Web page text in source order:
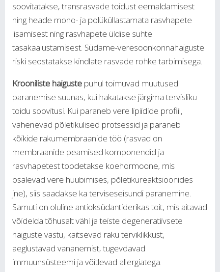
soovitatakse, transrasvade toidust eemaldamisest
ning heade mono- ja polüküllastamata rasvhapete
lisamisest ning rasvhapete üldise suhte
tasakaalustamisest. Südame-veresoonkonnahaiguste
riski seostatakse kindlate rasvade rohke tarbimisega.
Krooniliste haiguste puhul toimuvad muutused
paranemise suunas, kui hakatakse järgima tervisliku
toidu soovitusi. Kui paraneb vere lipiidide profiil,
vähenevad põletikulised protsessid ja paraneb
kõikide rakumembraanide töö (rasvad on
membraanide peamised komponendid ja
rasvhapetest toodetakse koehormoone, mis
osalevad vere hüübimises, põletikureaktsioonides
jne), siis saadakse ka terviseseisundi paranemine.
Samuti on oluline antioksüdantiderikas toit, mis aitavad
võidelda tõhusalt vähi ja teiste degeneratiivsete
haiguste vastu, kaitsevad raku terviklikkust,
aeglustavad vananemist, tugevdavad
immuunsüsteemi ja võitlevad allergiatega.